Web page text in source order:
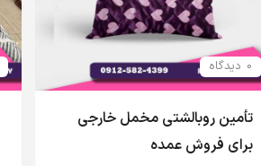
0 دیدگاه
تأمین روبالشتی مخمل خارجی
برای فروش عمده